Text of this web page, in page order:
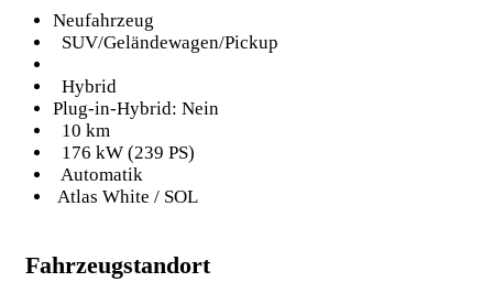
Neufahrzeug
SUV/Geländewagen/Pickup
Hybrid
Plug-in-Hybrid: Nein
10 km
176 kW (239 PS)
Automatik
Atlas White / SOL
Fahrzeugstandort